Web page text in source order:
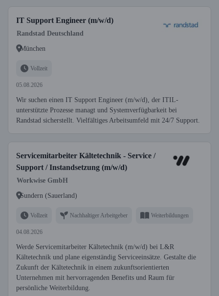
IT Support Engineer (m/w/d)
Randstad Deutschland
München
Vollzeit
05.08.2026
Wir suchen einen IT Support Engineer (m/w/d), der ITIL-
unterstützte Prozesse managt und Systemverfügbarkeit bei
Randstad sicherstellt. Vielfältiges Arbeitsumfeld mit 24/7 Support.
Servicemitarbeiter Kältetechnik - Service /
Support / Instandsetzung (m/w/d)
Workwise GmbH
Sundern (Sauerland)
Vollzeit Nachhaltiger Arbeitgeber Weiterbildungen
04.08.2026
Werde Servicemitarbeiter Kältetechnik (m/w/d) bei L&R
Kältetechnik und plane eigenständig Serviceeinsätze. Gestalte die
Zukunft der Kältetechnik in einem zukunftsorientierten
Unternehmen mit hervorragenden Benefits und Raum für
persönliche Weiterbildung.